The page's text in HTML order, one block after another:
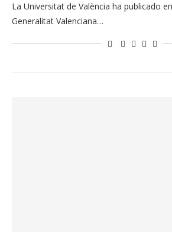
La Universitat de València ha publicado
Generalitat Valenciana…